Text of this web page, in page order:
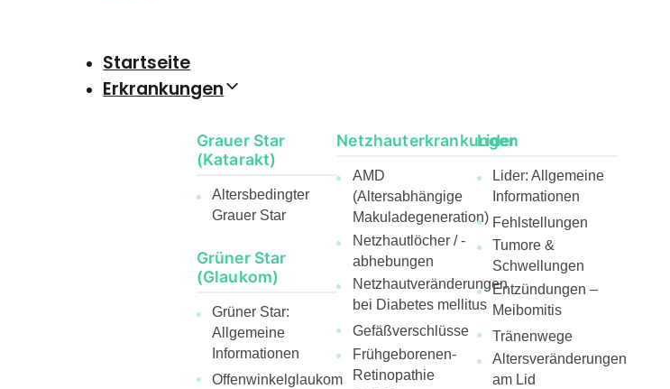
Startseite
Erkrankungen
Grauer Star
(Katarakt)
Altersbedingter
Grauer Star
Grüner Star
(Glaukom)
Grüner Star:
Allgemeine
Informationen
Offenwinkelglaukom
Netzhauterkrankungen
AMD
(Altersabhängige
Makuladegeneration)
Netzhautlöcher / -
abhebungen
Netzhautveränderungen
bei Diabetes mellitus
Gefäßverschlüsse
Frühgeborenen-
Retinopathie
Lider
Lider: Allgemeine
Informationen
Fehlstellungen
Tumore &
Schwellungen
Entzündungen –
Meibomitis
Tränenwege
Altersveränderungen
am Lid